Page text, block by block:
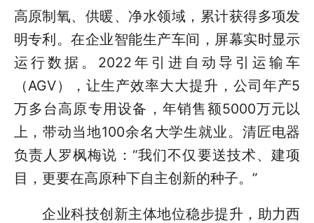
高原制氧、供暖、净水领域，累计获得多项发
明专利。在企业智能生产车间，屏幕实时显示
运行数据。2022年引进自动导引运输车
（AGV），让生产效率大大提升，公司年产5
万多台高原专用设备，年销售额5000万元以
上，带动当地100余名大学生就业。清匠电器
负责人罗枫梅说：“我们不仅要送技术、建项
目，更要在高原种下自主创新的种子。”
企业科技创新主体地位稳步提升，助力西